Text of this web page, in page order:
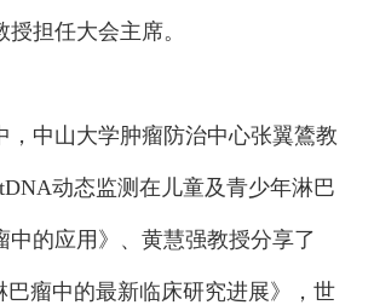
担任大会主席。
，中山大学肿瘤防治中心张翼鷟教
动态监测在儿童及青少年淋巴
中的应用》、黄慧强教授分享了
巴瘤中的最新临床研究进展》，世